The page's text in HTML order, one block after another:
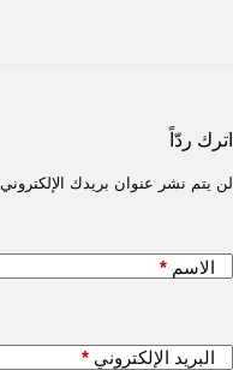
اترك ردّاً
لن يتم نشر عنوان بريدك الإلكتروني.
الاسم *
البريد الإلكتروني *